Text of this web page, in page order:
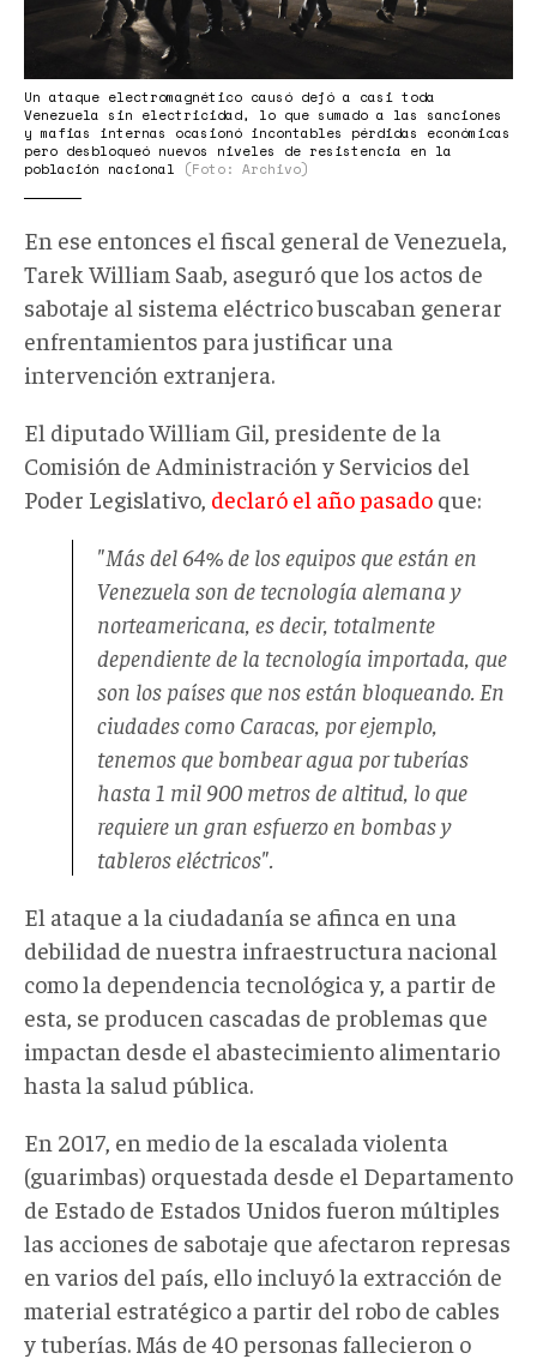
Un ataque electromagnético causó dejó a casi toda
Venezuela sin electricidad, lo que sumado a las sanciones
y mafias internas ocasionó incontables pérdidas económicas
pero desbloqueó nuevos niveles de resistencia en la
población nacional
(Foto: Archivo)
En ese entonces el fiscal general de Venezuela,
Tarek William Saab, aseguró que los actos de
sabotaje al sistema eléctrico buscaban generar
enfrentamientos para justificar una
intervención extranjera.
El diputado William Gil, presidente de la
Comisión de Administración y Servicios del
Poder Legislativo, declaró el año pasado que:
"Más del 64% de los equipos que están en
Venezuela son de tecnología alemana y
norteamericana, es decir, totalmente
dependiente de la tecnología importada, que
son los países que nos están bloqueando. En
ciudades como Caracas, por ejemplo,
tenemos que bombear agua por tuberías
hasta 1 mil 900 metros de altitud, lo que
requiere un gran esfuerzo en bombas y
tableros eléctricos".
El ataque a la ciudadanía se afinca en una
debilidad de nuestra infraestructura nacional
como la dependencia tecnológica y, a partir de
esta, se producen cascadas de problemas que
impactan desde el abastecimiento alimentario
hasta la salud pública.
En 2017, en medio de la escalada violenta
(guarimbas) orquestada desde el Departamento
de Estado de Estados Unidos fueron múltiples
las acciones de sabotaje que afectaron represas
en varios del país, ello incluyó la extracción de
material estratégico a partir del robo de cables
y tuberías. Más de 40 personas fallecieron o